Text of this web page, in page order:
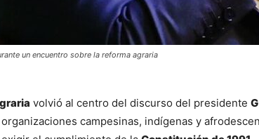
un encuentro sobre la reforma agraria
volvió al centro del discurso del presidente
campesinas, indígenas y